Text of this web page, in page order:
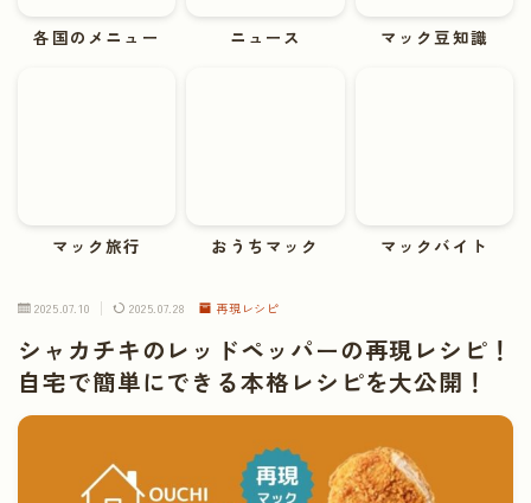
各国のメニュー ニュース マック豆知識
マック旅行 おうちマック マックバイト
2025.07.10 2025.07.28 再現レシピ
シャカチキのレッドペッパーの再現レシピ！
自宅で簡単にできる本格レシピを大公開！